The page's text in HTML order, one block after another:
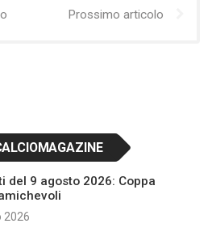
Prossimo articolo
del 9 agosto 2026: Coppa
2026